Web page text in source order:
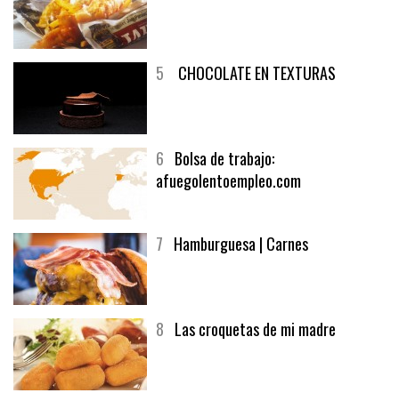
5 CHOCOLATE EN TEXTURAS
6 Bolsa de trabajo:
afuegolentoempleo.com
7 Hamburguesa | Carnes
8 Las croquetas de mi madre